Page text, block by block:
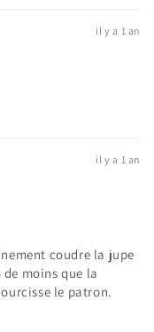
il y a 1 an
il y a 1 an
coudre la jupe
moins que la
le patron.